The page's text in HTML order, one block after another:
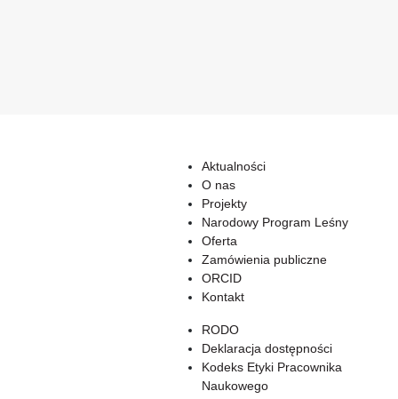
Aktualności
O nas
Projekty
Narodowy Program Leśny
Oferta
Zamówienia publiczne
ORCID
Kontakt
RODO
Deklaracja dostępności
Kodeks Etyki Pracownika
Naukowego